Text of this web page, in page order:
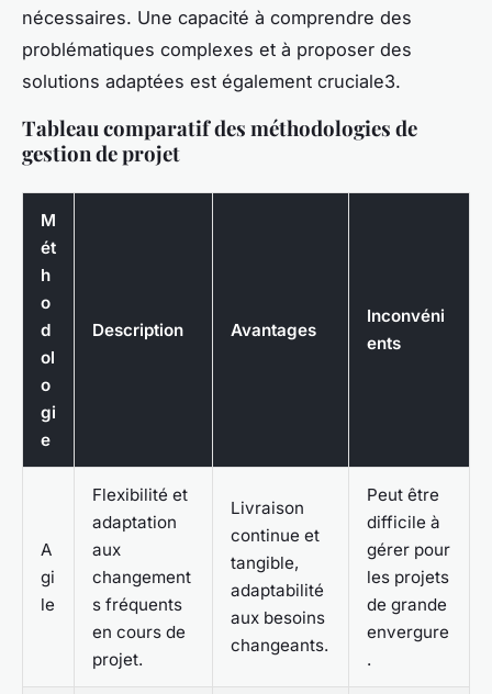
nécessaires. Une capacité à comprendre des
problématiques complexes et à proposer des
solutions adaptées est également cruciale3.
Tableau comparatif des méthodologies de
gestion de projet
M
ét
h
o
d
ol
o
gi
e
Description Avantages
Inconvéni
ents
A
gi
le
Flexibilité et
adaptation
aux
changement
s fréquents
en cours de
projet.
Livraison
continue et
tangible,
adaptabilité
aux besoins
changeants.
Peut être
difficile à
gérer pour
les projets
de grande
envergure
.